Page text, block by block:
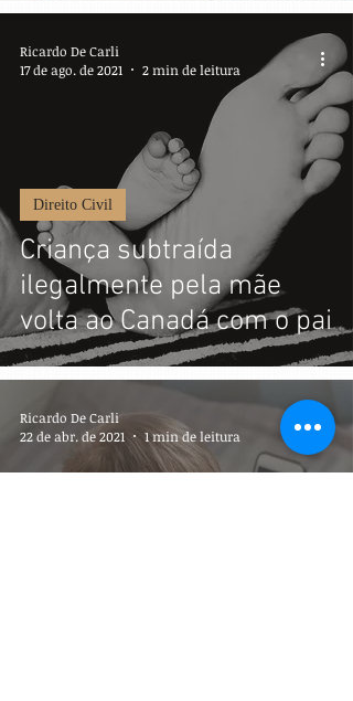
Criança subtraída
ilegalmente pela mãe
volta ao Canadá com o pai
Direito Civil
Ricardo De Carli
17 de ago. de 2021
2 min de leitura
Ricardo De Carli
22 de abr. de 2021
1 min de leitura